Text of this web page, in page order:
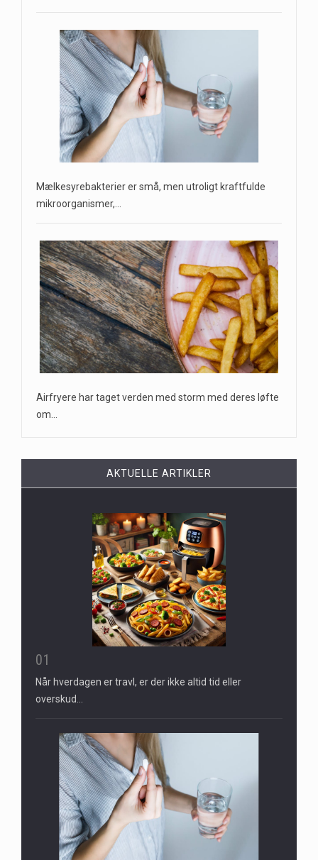
Mælkesyrebakterier er små, men utroligt kraftfulde
mikroorganismer,…
Airfryere har taget verden med storm med deres løfte
om…
AKTUELLE ARTIKLER
01
Når hverdagen er travl, er der ikke altid tid eller
overskud…